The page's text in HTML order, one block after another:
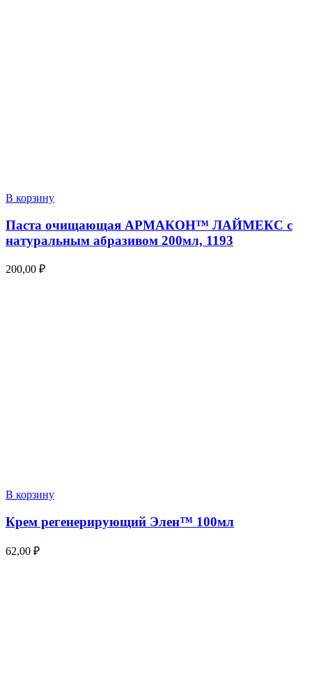
В корзину
Паста очищающая АРМАКОН™ ЛАЙМЕКС с
натуральным абразивом 200мл, 1193
200,00 ₽
В корзину
Крем регенерирующий Элен™ 100мл
62,00 ₽